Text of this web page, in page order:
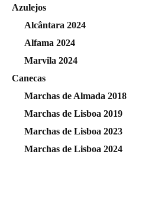
Azulejos
Alcântara 2024
Alfama 2024
Marvila 2024
Canecas
Marchas de Almada 2018
Marchas de Lisboa 2019
Marchas de Lisboa 2023
Marchas de Lisboa 2024